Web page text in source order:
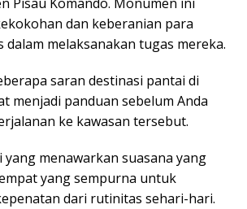
dan keberanian para
melaksanakan tugas mereka.
saran destinasi pantai di
menjadi panduan sebelum Anda
ke kawasan tersebut.
yang menawarkan suasana yang
yang sempurna untuk
dari rutinitas sehari-hari.